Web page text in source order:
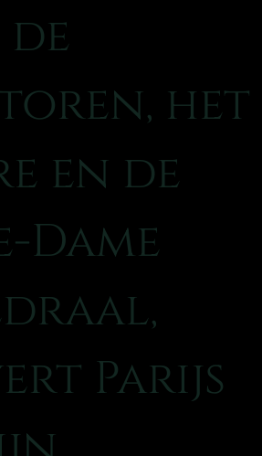
het
en de
Dame
Parijs